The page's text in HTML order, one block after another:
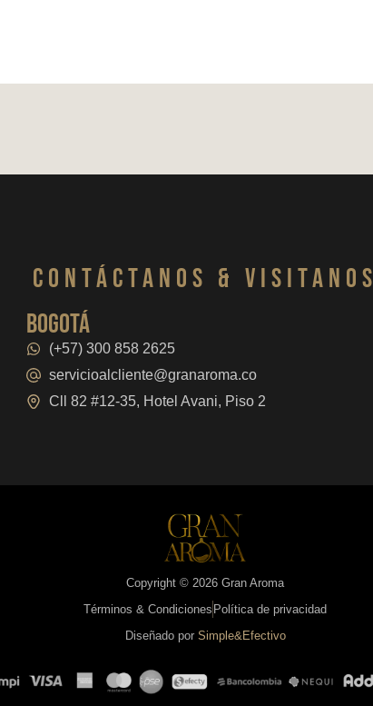
CONTáCTanos & VISITANOS
bogotá
(+57) 300 858 2625
servicioalcliente@granaroma.co
Cll 82 #12-35, Hotel Avani, Piso 2
Copyright © 2026 Gran Aroma
Términos & Condiciones Política de privacidad
Diseñado por Simple&Efectivo